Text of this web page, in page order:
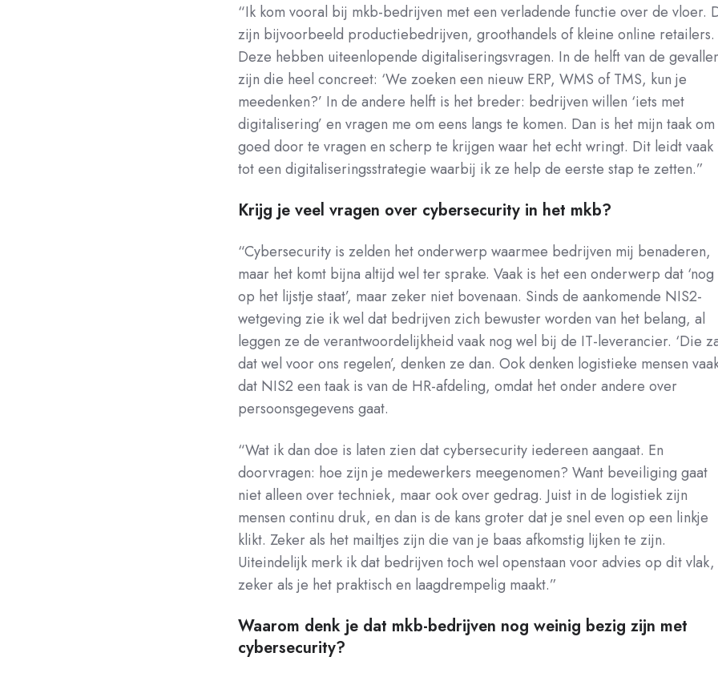
“Ik kom vooral bij mkb-bedrijven met een verladende functie over de vloer.
zijn bijvoorbeeld productiebedrijven, groothandels of kleine online retailers.
Deze hebben uiteenlopende digitaliseringsvragen. In de helft van de
zijn die heel concreet: ‘We zoeken een nieuw ERP, WMS of TMS, kun je
meedenken?’ In de andere helft is het breder: bedrijven willen ‘iets met
digitalisering’ en vragen me om eens langs te komen. Dan is het mijn taak om
goed door te vragen en scherp te krijgen waar het echt wringt. Dit leidt vaak
tot een digitaliseringsstrategie waarbij ik ze help de eerste stap te zetten.”
Krijg je veel vragen over cybersecurity in het mkb?
“Cybersecurity is zelden het onderwerp waarmee bedrijven mij benaderen,
maar het komt bijna altijd wel ter sprake. Vaak is het een onderwerp dat ‘nog
op het lijstje staat’, maar zeker niet bovenaan. Sinds de aankomende NIS2-
wetgeving zie ik wel dat bedrijven zich bewuster worden van het belang, al
leggen ze de verantwoordelijkheid vaak nog wel bij de IT-leverancier. ‘Die
dat wel voor ons regelen’, denken ze dan. Ook denken logistieke mensen
dat NIS2 een taak is van de HR-afdeling, omdat het onder andere over
persoonsgegevens gaat.
“Wat ik dan doe is laten zien dat cybersecurity iedereen aangaat. En
doorvragen: hoe zijn je medewerkers meegenomen? Want beveiliging gaat
niet alleen over techniek, maar ook over gedrag. Juist in de logistiek zijn
mensen continu druk, en dan is de kans groter dat je snel even op een linkje
klikt. Zeker als het mailtjes zijn die van je baas afkomstig lijken te zijn.
Uiteindelijk merk ik dat bedrijven toch wel openstaan voor advies op dit vlak,
zeker als je het praktisch en laagdrempelig maakt.”
Waarom denk je dat mkb-bedrijven nog weinig bezig zijn met
cybersecurity?